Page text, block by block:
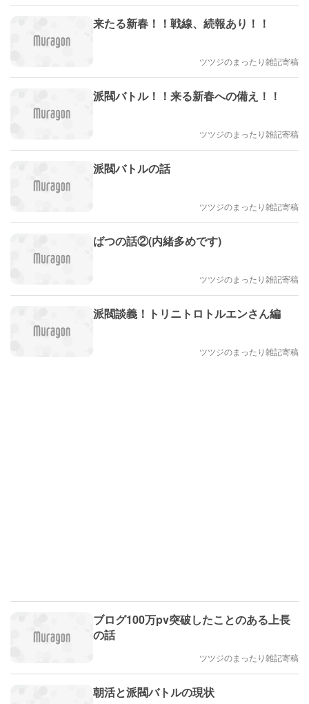
来たる新春！！戦線、続報あり！！
ツツジのまったり雑記寄稿
派閥バトル！！来る新春への備え！！
ツツジのまったり雑記寄稿
派閥バトルの話
ツツジのまったり雑記寄稿
ばつの話②(内緒多めです)
ツツジのまったり雑記寄稿
派閥談義！トリニトロトルエンさん編
ツツジのまったり雑記寄稿
ブログ100万pv突破したことのある上長
の話
ツツジのまったり雑記寄稿
朝活と派閥バトルの現状